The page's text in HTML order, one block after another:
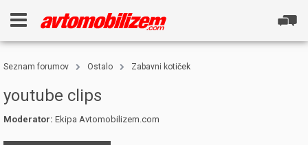
Seznam forumov Ostalo Zabavni kotiček
youtube clips
Moderator: Ekipa Avtomobilizem.com